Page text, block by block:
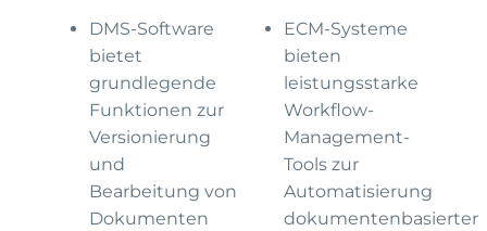
DMS-Software
bietet
grundlegende
Funktionen zur
Versionierung
und
Bearbeitung von
Dokumenten
ECM-Systeme
bieten
leistungsstarke
Workflow-
Management-
Tools zur
Automatisierung
dokumentenbasierter